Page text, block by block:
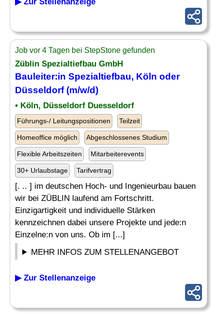
Job vor 4 Tagen bei StepStone gefunden
Züblin Spezialtiefbau GmbH
Bauleiter:in Spezialtiefbau, Köln oder
Düsseldorf (m/w/d)
• Köln, Düsseldorf Duesseldorf
Führungs-/ Leitungspositionen Teilzeit
Homeoffice möglich Abgeschlossenes Studium
Flexible Arbeitszeiten Mitarbeiterevents
30+ Urlaubstage Tarifvertrag
[. .. ] im deutschen Hoch- und Ingenieurbau bauen
wir bei ZÜBLIN laufend am Fortschritt.
Einzigartigkeit und individuelle Stärken
kennzeichnen dabei unsere Projekte und jede:n
Einzelne:n von uns. Ob im [...]
MEHR INFOS ZUM STELLENANGEBOT
▶ Zur Stellenanzeige